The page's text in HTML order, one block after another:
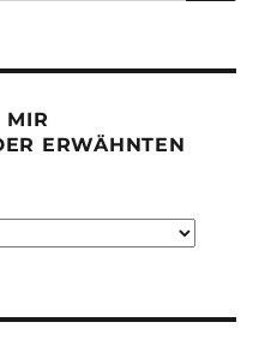
MIR
ERWÄHNTEN